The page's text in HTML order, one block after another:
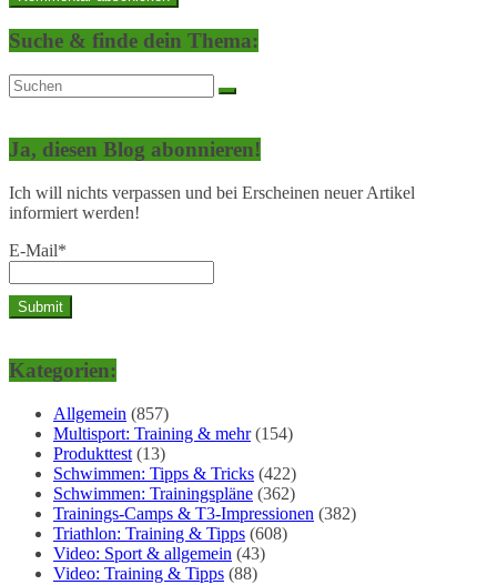
Suche & finde dein Thema:
Ja, diesen Blog abonnieren!
Ich will nichts verpassen und bei Erscheinen neuer Artikel
informiert werden!
E-Mail*
Kategorien:
Allgemein (857)
Multisport: Training & mehr(154)
Produkttest (13)
Schwimmen: Tipps & Tricks (422)
Schwimmen: Trainingspläne (362)
Trainings-Camps & T3-Impressionen (382)
Triathlon: Training & Tipps (608)
Video: Sport & allgemein (43)
Video: Training & Tipps (88)